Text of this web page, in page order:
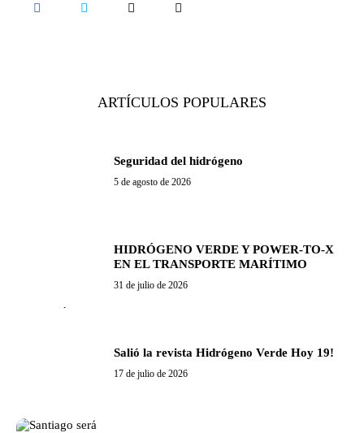
ARTÍCULOS POPULARES
Seguridad del hidrógeno
5 de agosto de 2026
HIDRÓGENO VERDE Y POWER-TO-X
EN EL TRANSPORTE MARÍTIMO
31 de julio de 2026
Salió la revista Hidrógeno Verde Hoy 19!
17 de julio de 2026